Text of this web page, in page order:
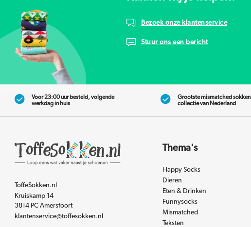
Bezoek onze klantenservice
Stuur ons een bericht
Voor 23:00 uur besteld, volgende
werkdag in huis
Grootste mismatched sokken
collectie van Nederland
ToffeSokken.nl
Kruiskamp 14
3814 PC Amersfoort
klantenservice@toffesokken.nl
Thema's
Happy Socks
Dieren
Eten & Drinken
Funnysocks
Mismatched
Teksten